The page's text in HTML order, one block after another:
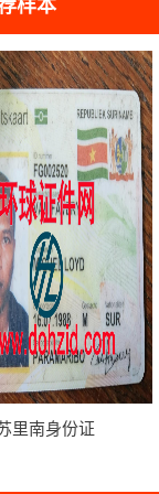
里南身份证